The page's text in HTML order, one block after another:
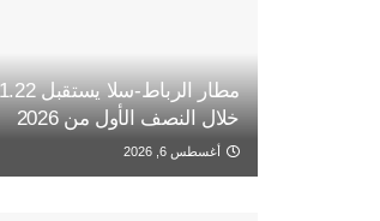
خلال النصف الأول من 2026
أغسطس 6, 2026